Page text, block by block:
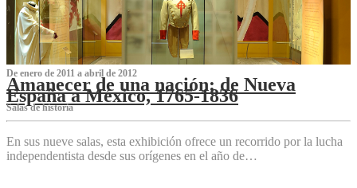
De enero de 2011 a abril de 2012
Amanecer de una nación: de Nueva
España a México, 1765-1836
Salas de historia
En sus nueve salas, esta exhibición ofrece un recorrido por la lucha
independentista desde sus orígenes en el año de…